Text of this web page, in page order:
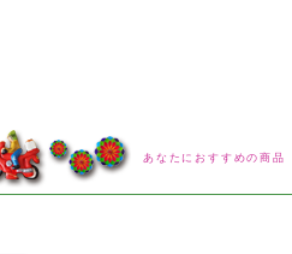
あなたにおすすめの商品